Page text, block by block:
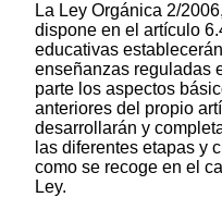
La Ley Orgánica 2/
dispone en el artículo
educativas
enseñanzas reguladas
parte los aspectos
anteriores del propio
desarrollarán y
las diferentes etapas y
como se recoge en el
Ley.